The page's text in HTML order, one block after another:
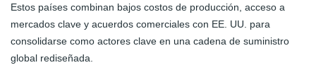
Estos países combinan bajos costos de producción, acceso a
mercados clave y acuerdos comerciales con EE. UU. para
consolidarse como actores clave en una cadena de suministro
global rediseñada.